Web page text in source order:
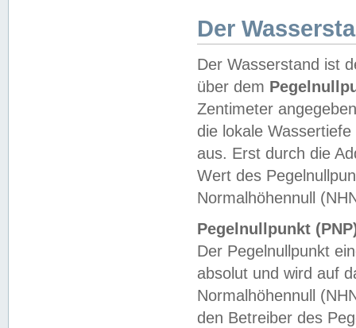
Der
Der Wasserstand ist
über dem
Zentimeter
die lokale
aus. Erst durch die
Wert des
Normalhöhennull
Pegelnullpunkt
Der Pegelnullpunkt
absolut und wird auf
Normalhöhennull
den Betreiber des